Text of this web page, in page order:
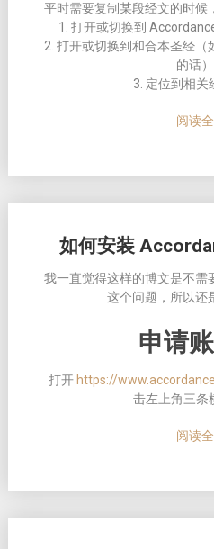
平时需要复制某段经文的时候
1. 打开或切换到
2. 打开或切换到和合本圣经（
的话）
3. 定位到相关
阅读
如何安装
我一直觉得这样的博文是不需
这个问题，所以还
申请
打开 https://
击左上角三条
阅读